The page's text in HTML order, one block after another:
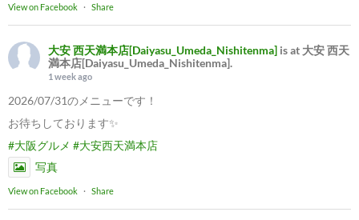
View on Facebook · Share
大安 西天満本店[Daiyasu_Umeda_Nishitenma] is at 大安 西天
満本店[Daiyasu_Umeda_Nishitenma].
1 week ago
2026/07/31のメニューです！
お待ちしております✨
#大阪グルメ #大安西天満本店
写真
View on Facebook · Share